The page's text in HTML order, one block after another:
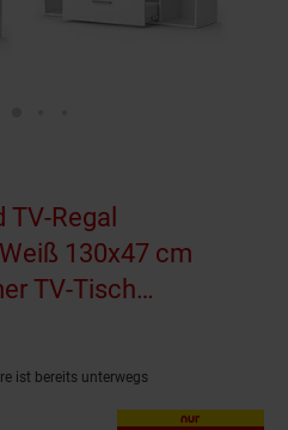
Regal
130x47 cm
TV-Tisch
ist bereits unterwegs
nur